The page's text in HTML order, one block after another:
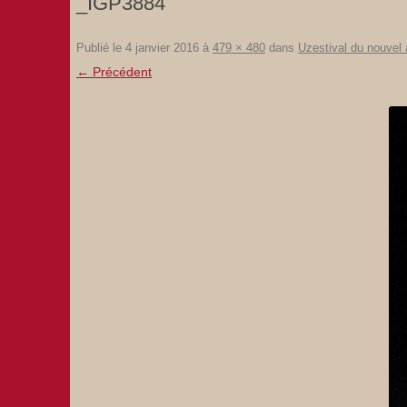
Publié le 4 janvier 2016 à 479 × 480 dans Uzestival du nouvel
← Précédent